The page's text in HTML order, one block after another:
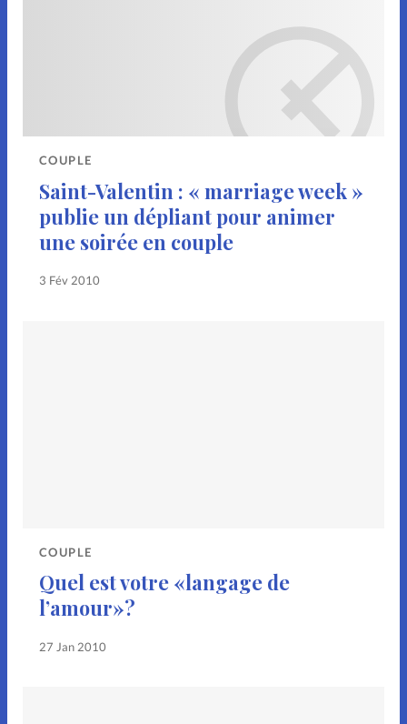
COUPLE
Saint-Valentin : « marriage week »
publie un dépliant pour animer
une soirée en couple
3 Fév 2010
COUPLE
Quel est votre «langage de
l’amour»?
27 Jan 2010